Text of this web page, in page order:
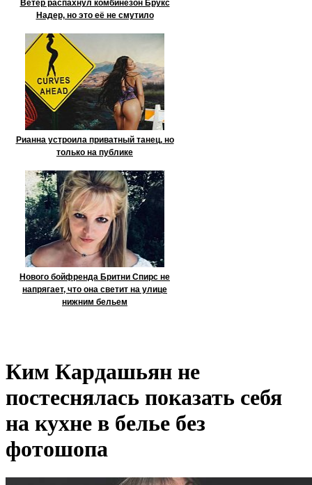
Ветер распахнул комбинезон Брукс
Надер, но это её не смутило
Рианна устроила приватный танец, но
только на публике
Нового бойфренда Бритни Спирс не
напрягает, что она светит на улице
нижним бельем
Ким Кардашьян не
постеснялась показать себя
на кухне в белье без
фотошопа